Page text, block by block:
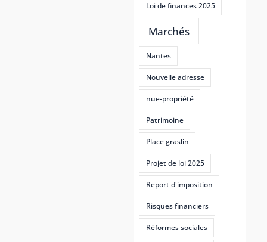
Loi de finances 2025
Marchés
Nantes
Nouvelle adresse
nue-propriété
Patrimoine
Place graslin
Projet de loi 2025
Report d'imposition
Risques financiers
Réformes sociales